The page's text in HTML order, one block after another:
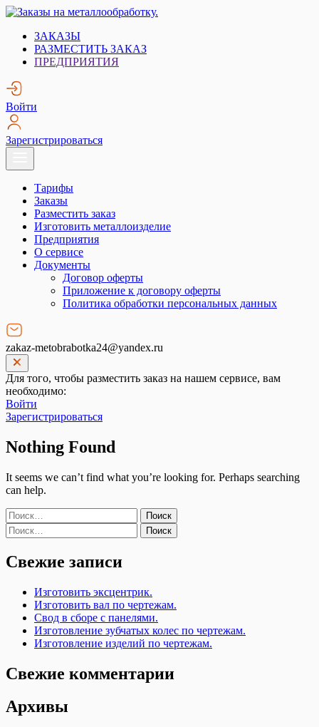
Skip
content
Заказы на металлообработку.
Металлообработка. Открытые заказы на металлообработку.
ЗАКАЗЫ
РАЗМЕСТИТЬ ЗАКАЗ
ПРЕДПРИЯТИЯ
Войти
Зарегистрироваться
Тарифы
Заказы
Разместить заказ
Изготовить металлоизделие
Предприятия
О сервисе
Документы
Договор оферты
Приложение к договору оферты
Политика обработки персональных данных
zakaz-metobrabotka24@yandex.ru
Для того, чтобы разместить заказ на нашем сервисе, вам
необходимо:
Войти
Зарегистрироваться
Nothing Found
It seems we can’t find what you’re looking for. Perhaps searching
can help.
Найти:
Найти:
Свежие записи
Изготовить эксцентрик.
Изготовить вал по чертежам.
Свод в сборе с панелями.
Изготовление зубчатых колес по чертежам.
Изготовление изделий по чертежам.
Свежие комментарии
Архивы